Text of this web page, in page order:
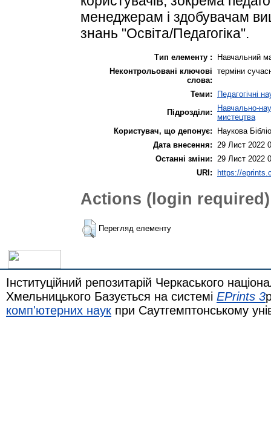
менеджерам і здобувачам
знань "Освіта/Педагогіка".
Тип елементу :
Навчальний
Неконтрольовані ключові
слова:
терміни
Теми:
Педагогічні
Підрозділи:
Навчально-
мистецтва
Користувач, що депонує:
Наукова
Дата внесення:
29 Лист 2022
Останні зміни:
29 Лист 2022
URI: https://
Actions (login required)
Перегляд елементу
Інституційний репозитарій Черкаського
Хмельницького Базується на системі EPrints 3
комп'ютерних наук при Саутгемптонському